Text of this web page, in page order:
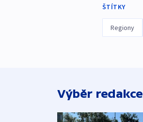
ŠTÍTKY
Regiony
Výběr redakce